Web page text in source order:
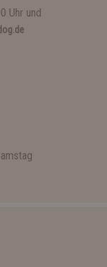
Uhr und